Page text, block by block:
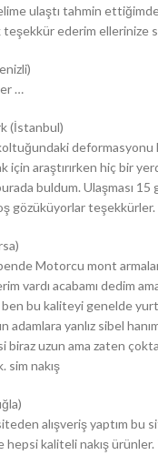
ulaştı tahmin
ederim ellerinize
…
(İstanbul)
deformasyonu
araştırırken hiç bir
buldum. Ulaşması 15
gözüküyorlar teşekkürler.
Motorcu mont
vardı acabamı dedim
bu kaliteyi genelde yurt
yanlız sibel
biraz uzun ama zaten
sim nakış
alışveriş yaptım bu
hepsi kaliteli nakış ürünler.